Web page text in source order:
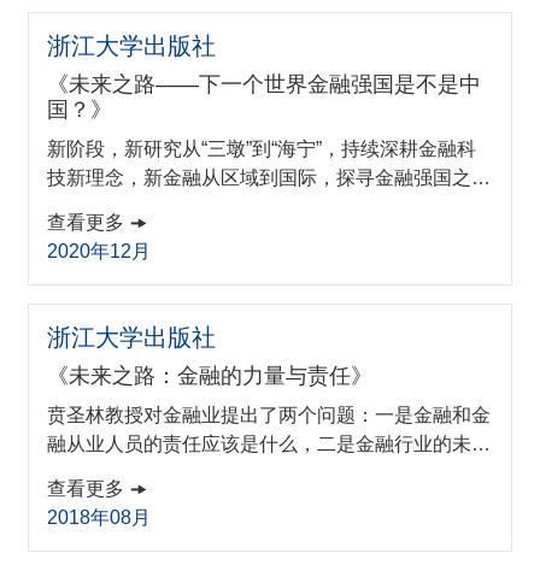
国制造业隐形冠军企业成长的机制。在此基础上，本
书分析中国制造业中的隐形冠军如何发展，并提出新
时代中隐形冠军将迎来的机遇与挑战...
浙江大学出版社
《未来之路——下一个世界金融强国是不是中
国？》
新阶段，新研究从“三墩”到“海宁”，持续深耕金融科
技新理念，新金融从区域到国际，探寻金融强国之路
融科技的过去、现在和未来金融科技的全球格局与未
来机遇普惠共享，触及未来购买链接：https://produc
查看更多
2020年12月
浙江大学出版社
《未来之路：金融的力量与责任》
贲圣林教授对金融业提出了两个问题：一是金融和金
融从业人员的责任应该是什么，二是金融行业的未来
融似乎离实体经济渐行渐远，找回金融和金融业者的
初心也是找回大家对金融业的信心。他认为，金融从
查看更多
2018年08月